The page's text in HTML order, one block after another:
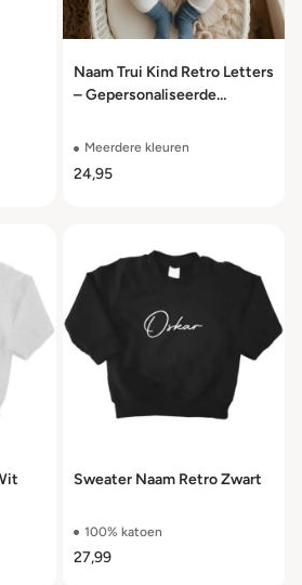
Naam Trui Kind Retro Letters
– Gepersonaliseerde
50 t/m 104
Meerdere kleuren
24,95
Sweater Naam Retro Zwart
100% katoen
27,99